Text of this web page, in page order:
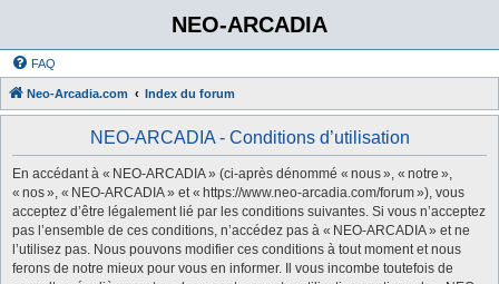
NEO-ARCADIA
FAQ
Neo-Arcadia.com Index du forum
NEO-ARCADIA - Conditions d’utilisation
En accédant à « NEO-ARCADIA » (ci-après dénommé « nous », « notre »,
« nos », « NEO-ARCADIA » et « https://www.neo-arcadia.com/forum »), vous
acceptez d’être légalement lié par les conditions suivantes. Si vous n’acceptez
pas l’ensemble de ces conditions, n’accédez pas à « NEO-ARCADIA » et ne
l’utilisez pas. Nous pouvons modifier ces conditions à tout moment et nous
ferons de notre mieux pour vous en informer. Il vous incombe toutefois de